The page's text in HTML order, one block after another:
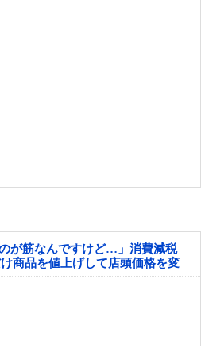
が筋なんですけど…」消費減税
商品を値上げして店頭価格を変